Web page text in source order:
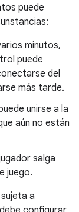
puede
minutos,
puede
del
más tarde.
unirse a la
aún no están
salga
juego.
a